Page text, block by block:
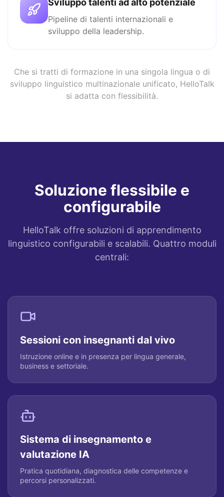
Sviluppo talenti ad alto potenziale
Pipeline di talenti internazionali e
sviluppo della leadership.
Che si tratti di formazione in una singola lingua o di
sviluppo linguistico multinazionale unificato, HelloTalk
si adatta con flessibilità.
Soluzione flessibile e
configurabile
HelloTalk offre soluzioni di apprendimento
linguistico configurabili e scalabili. Quattro moduli
centrali:
Sessioni con insegnanti dal vivo
Istruzione online e in presenza per lingua generale,
business e settoriale.
Sistema di insegnamento e
valutazione IA
Pratica quotidiana, diagnostica delle competenze e
percorsi personalizzati.